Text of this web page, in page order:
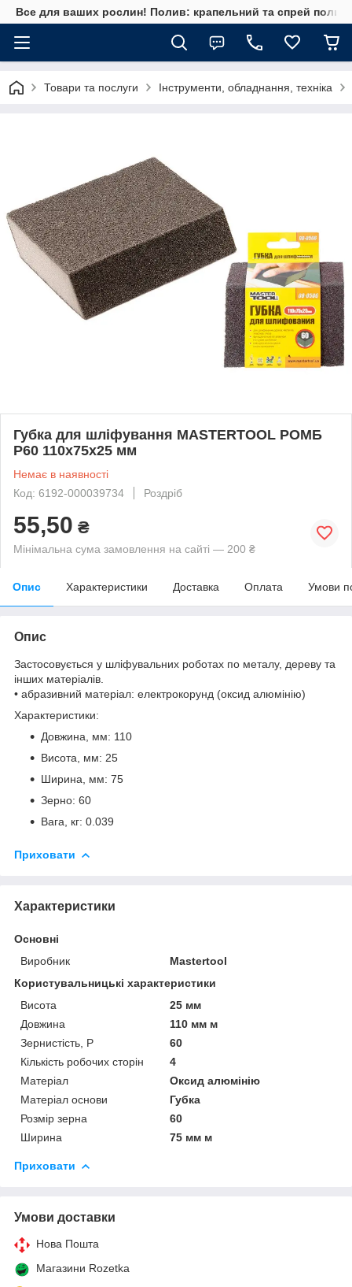
Все для ваших рослин! Полив: крапельний та спрей полив,
Товари та послуги Інструменти, обладнання, техніка
Губка для шліфування MASTERTOOL РОМБ
Р60 110х75х25 мм
Немає в наявності
Код: 6192-000039734
Роздріб
55,50 ₴
Мінімальна сума замовлення на сайті — 200 ₴
Опис Характеристики Доставка Оплата Умови
Опис
Застосовується у шліфувальних роботах по металу, дереву та
інших матеріалів.
• абразивний матеріал: електрокорунд (оксид алюмінію)
Характеристики:
Довжина, мм: 110
Висота, мм: 25
Ширина, мм: 75
Зерно: 60
Вага, кг: 0.039
Приховати
Характеристики
Основні
Виробник
Mastertool
Користувальницькі характеристики
Висота
25 мм
Довжина
110 мм м
Зернистість, Р
60
Кількість робочих сторін
4
Матеріал
Оксид алюмінію
Матеріал основи
Губка
Розмір зерна
60
Ширина
75 мм м
Приховати
Умови доставки
Нова Пошта
Магазини Rozetka